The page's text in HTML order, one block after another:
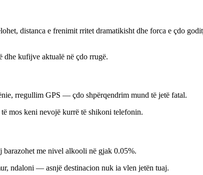
distanca e frenimit rritet dramatikisht dhe forca e çdo
dhe kufijve aktualë në çdo rrugë.
rregullim GPS — çdo shpërqendrim mund të jetë fatal.
mos keni nevojë kurrë të shikoni telefonin.
me nivel alkooli në gjak 0.05%.
ndaloni — asnjë destinacion nuk ia vlen jetën tuaj.